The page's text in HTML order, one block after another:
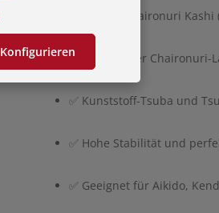
✅ Bokken Chaironuri
✅ Mit brauner Chaironuri-
✅ Kunststoff-Tsuba und
✅ Hohe Stabilität und
✅ Geeignet für Aikido,
Konfigurieren